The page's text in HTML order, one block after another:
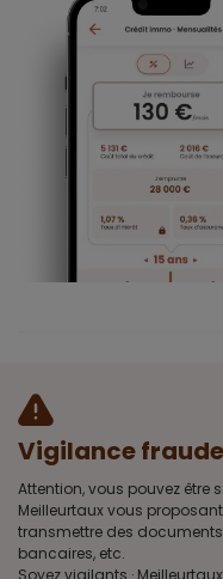
Vigilance fraude
Attention, vous pouvez être
Meilleurtaux vous
transmettre des
bancaires, etc.
Soyez vigilants ·